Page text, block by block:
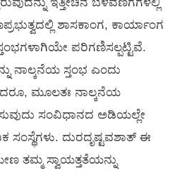
ಶಾಸಕಾಂಗ, ಕಾರ್ಯಾಂಗ
ಪರಿಗಣಿಸಲ್ಪಟ್ಟಿವೆ.
ನಾಲ್ಕನೆಯ ಸ್ತಂಭ ಎಂದು
ಮೂಲತಃ ನಾಲ್ಕನೆಯ
ಸಂವಿಧಾನದ ಅಡಿಯಲ್ಲೇ
ಸಂಸ್ಥೆಗಳು. ದುರದೃಷ್ಟವಶಾತ್ ಈ
ತಮ್ಮ ಸ್ವಾಯತ್ತತೆಯನ್ನು